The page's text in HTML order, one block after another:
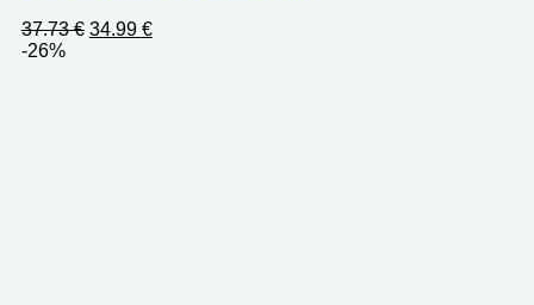
37.73€ Ursprünglicher
34.99 €Aktueller
-26%